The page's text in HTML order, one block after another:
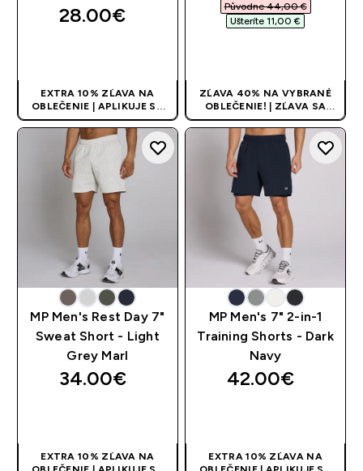
28.00€‎
EXTRA 10% ZĽAVA NA
OBLEČENIE | APLIKUJE SA
AUTOMATICKY PRI KÚPE 3
KS
Původne 44,00 €‎
Ušteríte 11,00 €‎
ZĽAVA 40% NA VYBRANÉ
OBLEČENIE! | ZĽAVA SA
APLIKUJE AUTOMATICKY
MP Men's Rest Day 7"
Sweat Short - Light
Grey Marl
34.00€‎
EXTRA 10% ZĽAVA NA
MP Men's 7" 2-in-1
Training Shorts - Dark
Navy
42.00€‎
EXTRA 10% ZĽAVA NA